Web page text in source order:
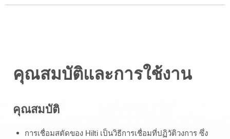
คุณสมบัติและการใช้งาน
คุณสมบัติ
การเชื่อมสตัดของ Hilti เป็นวิธีการเชื่อมที่ปฏิวัติวงการ ซึ่ง